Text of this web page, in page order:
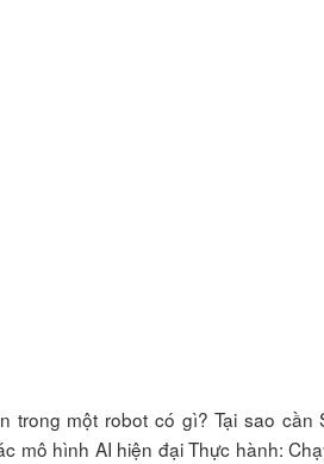
trong một robot có gì? Tại sao cần
mô hình AI hiện đại Thực hành: